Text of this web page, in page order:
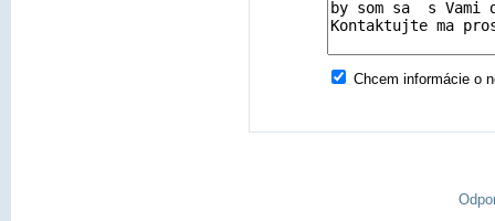
Chcem informácie o